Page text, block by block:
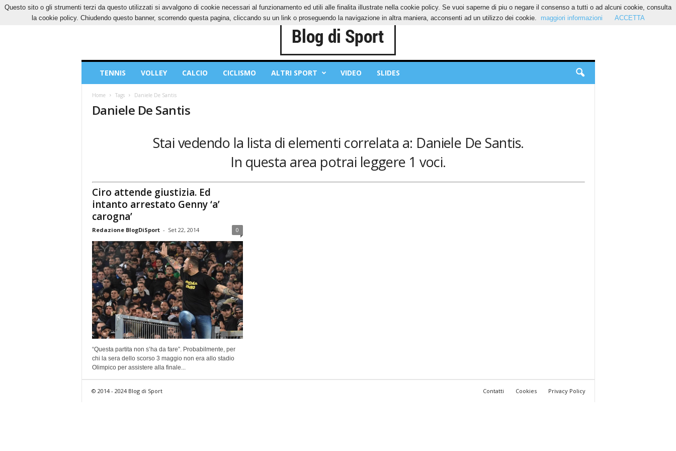
VENERDÌ, 7 AGOSTO 2026 CONTATTI COOKIES PRIVACY POLICY
Sport
TENNIS VOLLEY CALCIO CICLISMO ALTRI SPORT VIDEO SLIDES
Home Tags Daniele De Santis
Daniele De Santis
Stai vedendo la lista di elementi correlata a: Daniele De Santis.
In questa area potrai leggere 1 voci.
Ciro attende giustizia. Ed
intanto arrestato Genny ‘a’
carogna’
Redazione BlogDiSport - Set 22, 2014 0
“Questa partita non s’ha da fare”. Probabilmente, per
chi la sera dello scorso 3 maggio non era allo stadio
Olimpico per assistere alla finale...
Contatti Cookies Privacy Policy
© 2014 - 2024 Blog di Sport
Questo sito o gli strumenti terzi da questo utilizzati si avvalgono di cookie necessari al funzionamento ed utili alle finalita illustrate nella cookie policy. Se vuoi saperne di piu o negare il consenso a tutti o ad alcuni cookie, consulta
la cookie policy. Chiudendo questo banner, scorrendo questa pagina, cliccando su un link o proseguendo la navigazione in altra maniera, acconsenti ad un utilizzo dei cookie.
maggiori informazioni ACCETTA